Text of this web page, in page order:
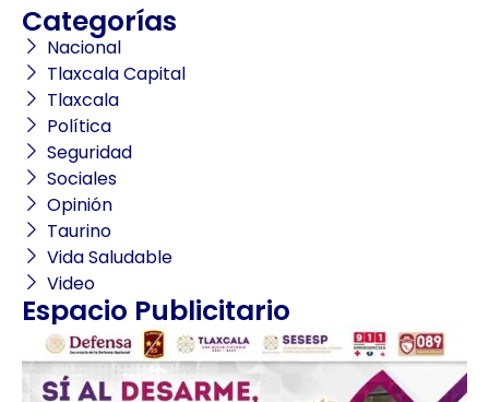
Categorías
Nacional
Tlaxcala Capital
Tlaxcala
Política
Seguridad
Sociales
Opinión
Taurino
Vida Saludable
Video
Espacio Publicitario